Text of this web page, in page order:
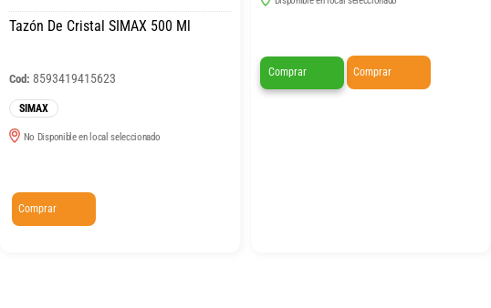
Tazón De Cristal SIMAX 500 Ml
Cod: 8593419415623
SIMAX
No Disponible en local seleccionado
Comprar
Comprar Comprar